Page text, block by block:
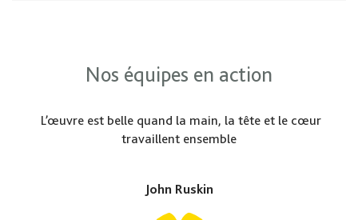
Nos équipes en action
L’œuvre est belle quand la main, la tête et le cœur
travaillent ensemble
John Ruskin